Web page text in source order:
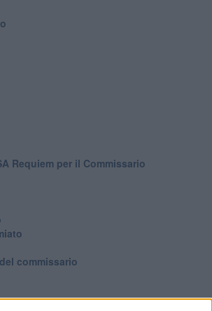
Requiem per il Commissario
commissario